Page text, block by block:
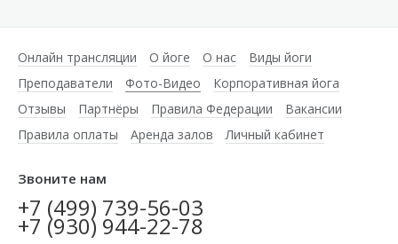
Онлайн трансляции О йоге О нас
Виды йоги
Преподаватели
Фото-Видео
Корпоративная йога
Отзывы
Партнёры Правила Федерации
Вакансии
Правила оплаты
Аренда залов Личный кабинет
Звоните нам
+7 (499) 739-56-03
+7 (930) 944-22-78